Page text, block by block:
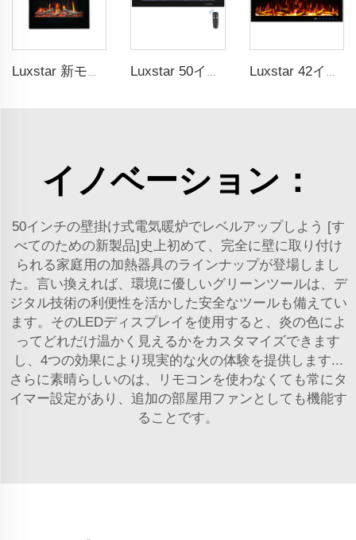
Luxstar 新モデル 暖炉 ZEF48V 大人気 室内用 家庭用 スクリーン付き 電気式暖炉 LEDライト 本物の炎の効果 スクリーン Luxstar 50インチ ブラック 壁掛け式 非埋め込み式 電気暖炉ヒーター 温度調節機能付き 装飾用暖炉 Luxstar 42インチ スマート電気暖炉 APPコントロール付き 装飾炎 壁掛け式 電気暖炉
イノベーション：
50インチの壁掛け式電気暖炉でレベルアップしよう [す
べてのための新製品]史上初めて、完全に壁に取り付け
られる家庭用の加熱器具のラインナップが登場しまし
た。言い換えれば、環境に優しいグリーンツールは、デ
ジタル技術の利便性を活かした安全なツールも備えてい
ます。そのLEDディスプレイを使用すると、炎の色によ
ってどれだけ温かく見えるかをカスタマイズできます
し、4つの効果により現実的な火の体験を提供します...
さらに素晴らしいのは、リモコンを使わなくても常にタ
イマー設定があり、追加の部屋用ファンとしても機能す
ることです。